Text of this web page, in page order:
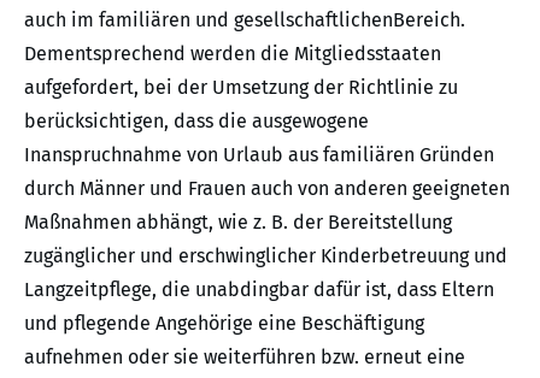
auch im familiären und gesellschaftlichenBereich.
Dementsprechend werden die Mitgliedsstaaten
aufgefordert, bei der Umsetzung der Richtlinie zu
berücksichtigen, dass die ausgewogene
Inanspruchnahme von Urlaub aus familiären Gründen
durch Männer und Frauen auch von anderen geeigneten
Maßnahmen abhängt, wie z. B. der Bereitstellung
zugänglicher und erschwinglicher Kinderbetreuung und
Langzeitpflege, die unabdingbar dafür ist, dass Eltern
und pflegende Angehörige eine Beschäftigung
aufnehmen oder sie weiterführen bzw. erneut eine